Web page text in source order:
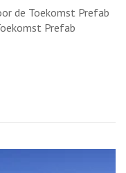
Bouwen
met
een
Prefab
de Toekomst Prefab
Prefab